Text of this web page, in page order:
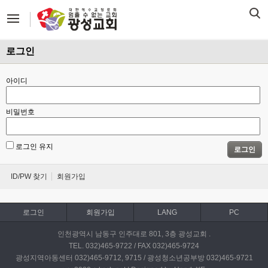
로그인
아이디
비밀번호
로그인 유지 로그인
ID/PW 찾기 회원가입
로그인 회원가입 LANG PC
인천광역시 남동구 인주대로 801, 3층 광성교회 .
TEL. 032)465-9722 / FAX 032)465-9724
광성지역아동센터 032)465-9712, 9715 / 광성청소년공부방 032)465-9721